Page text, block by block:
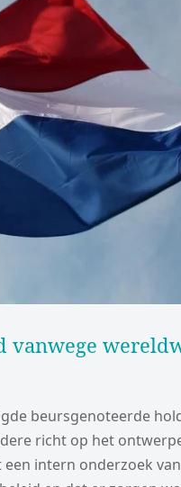
vanwege
beursgenoteerde
richt op het
intern onderzoek